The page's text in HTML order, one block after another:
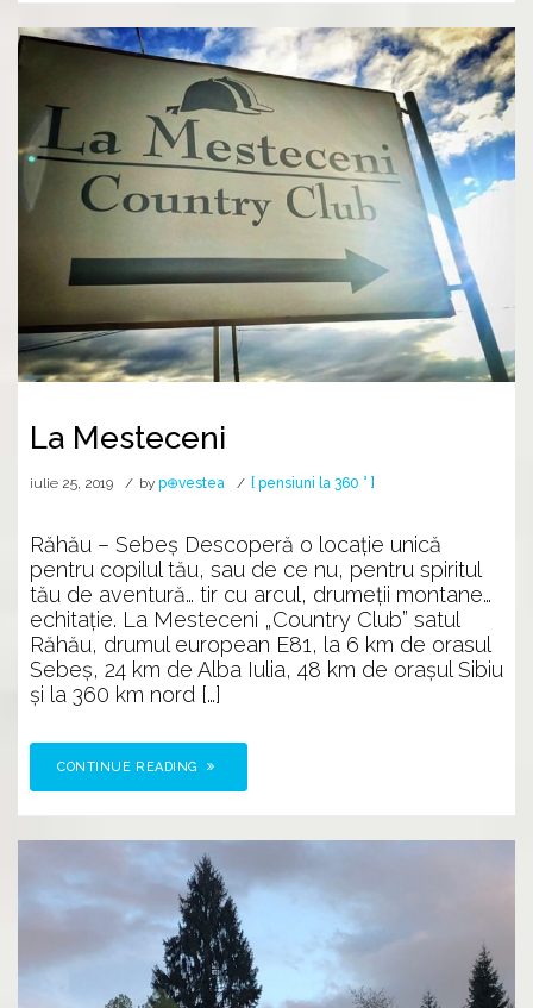
La Mesteceni
iulie 25, 2019 by p⊕vestea [ pensiuni la 360 ° ]
Răhău – Sebeş Descoperă o locație unică
pentru copilul tău, sau de ce nu, pentru spiritul
tău de aventură… tir cu arcul, drumeții montane…
echitație. La Mesteceni „Country Club” satul
Răhău, drumul european E81, la 6 km de orasul
Sebeş, 24 km de Alba Iulia, 48 km de oraşul Sibiu
şi la 360 km nord […]
CONTINUE READING